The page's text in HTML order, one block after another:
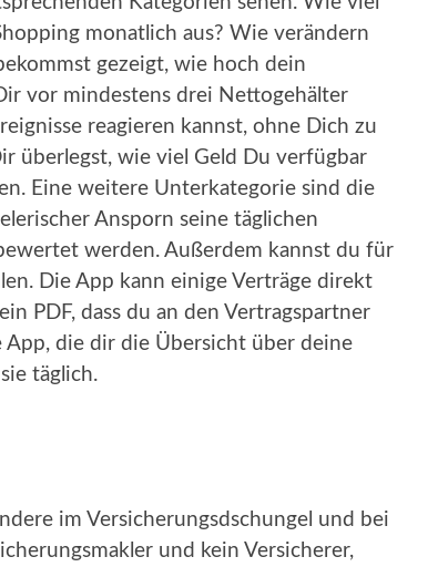
monatlich aus? Wie verändern
gezeigt, wie hoch dein
vor mindestens drei Nettogehälter
reagieren kannst, ohne Dich zu
überlegst, wie viel Geld Du verfügbar
Eine weitere Unterkategorie sind die
Ansporn seine täglichen
werden. Außerdem kannst du für
Die App kann einige Verträge direkt
PDF, dass du an den Vertragspartner
App, die dir die Übersicht über deine
täglich.
im Versicherungsdschungel und bei
und kein Versicherer,